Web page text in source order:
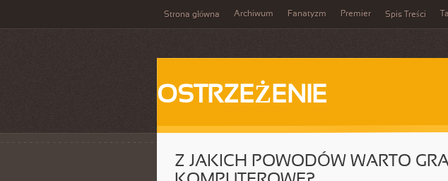
Strona główna Archiwum Fanatyzm Premier Spis Treści
OSTRZEŻENIE
Z JAKICH POWODÓW WARTO